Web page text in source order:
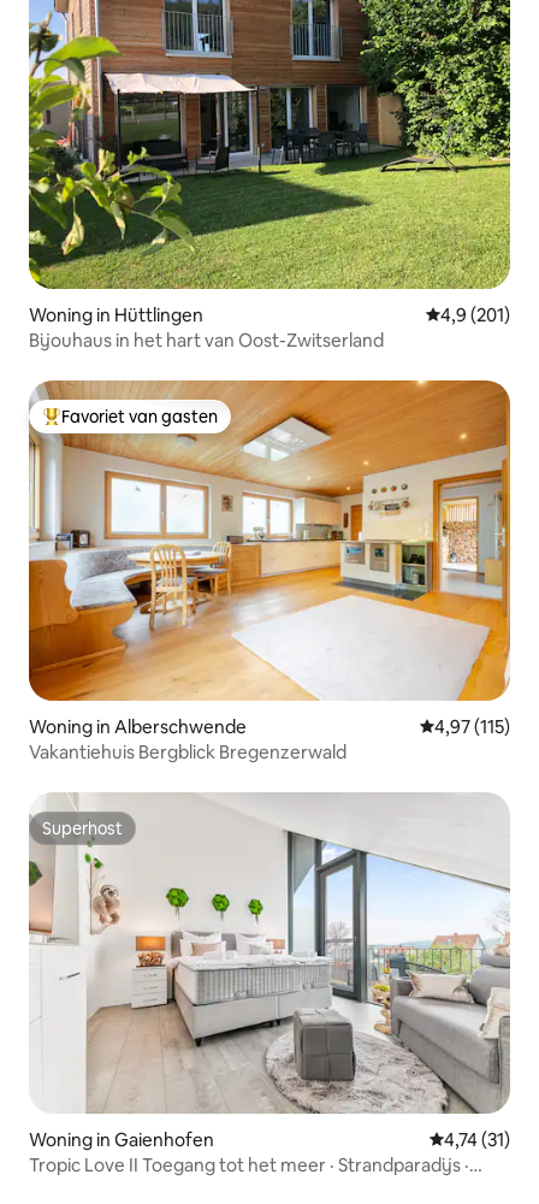
Woning in Hüttlingen Gemiddelde
4,9 (201)
Bijouhaus in het hart van Oost-Zwitserland
Topfavoriet van gasten
Favoriet van gasten
Woning in Alberschwende Gemiddelde
4,97 (115)
Vakantiehuis Bergblick Bregenzerwald
Superhost
Superhost
Woning in Gaienhofen Gemiddelde
4,74 (31)
Tropic Love II Toegang tot het meer · Strandparadijs ·